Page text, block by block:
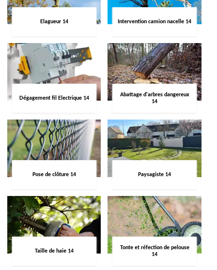
Elagueur 14 Intervention camion nacelle 14
Dégagement fil Electrique 14
Abattage d'arbres dangereux
14
Pose de clôture 14 Paysagiste 14
Taille de haie 14
Tonte et réfection de pelouse
14